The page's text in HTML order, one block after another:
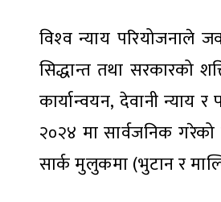
विश्‍व न्याय परियोजनाले
सिद्धान्त तथा सरकारको
कार्यान्वयन, देवानी न्याय
२०२४ मा सार्वजनिक
सार्क मुलुकमा (भुटान र